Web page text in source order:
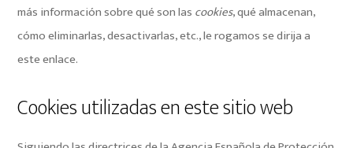
más información sobre qué son las cookies, qué almacenan,
cómo eliminarlas, desactivarlas, etc.,le rogamos se dirija a
este enlace.
Cookies utilizadas en este sitio web